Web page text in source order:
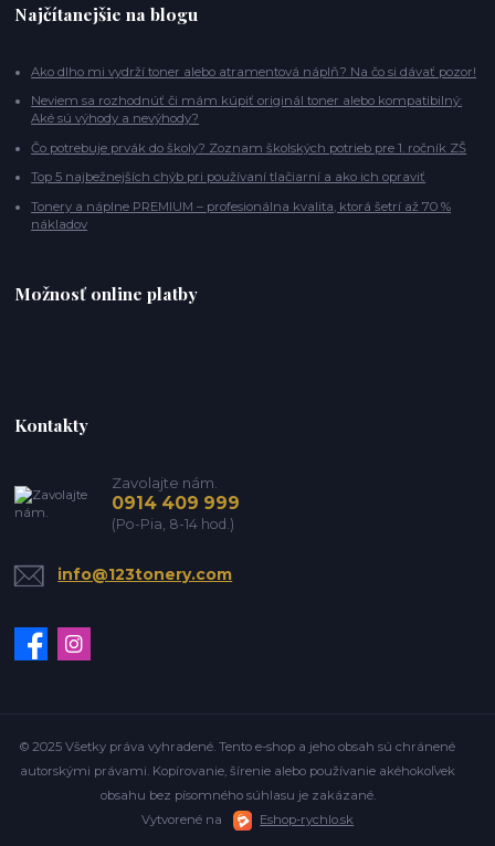
Najčítanejšie na blogu
Ako dlho mi vydrží toner alebo atramentová náplň? Na čo si dávať pozor!
Neviem sa rozhodnúť či mám kúpiť originál toner alebo kompatibilný:
Aké sú výhody a nevýhody?
Čo potrebuje prvák do školy? Zoznam školských potrieb pre 1. ročník ZŠ
Top 5 najbežnejších chýb pri používaní tlačiarní a ako ich opraviť
Tonery a náplne PREMIUM – profesionálna kvalita, ktorá šetrí až 70 %
nákladov
Možnosť online platby
Kontakty
Zavolajte nám.
0914 409 999
(Po-Pia, 8-14 hod.)
info@123tonery.com
© 2025 Všetky práva vyhradené. Tento e-shop a jeho obsah sú chránené
autorskými právami. Kopírovanie, šírenie alebo používanie akéhokoľvek
obsahu bez písomného súhlasu je zakázané.
Vytvorené na
Eshop-rychlo.sk